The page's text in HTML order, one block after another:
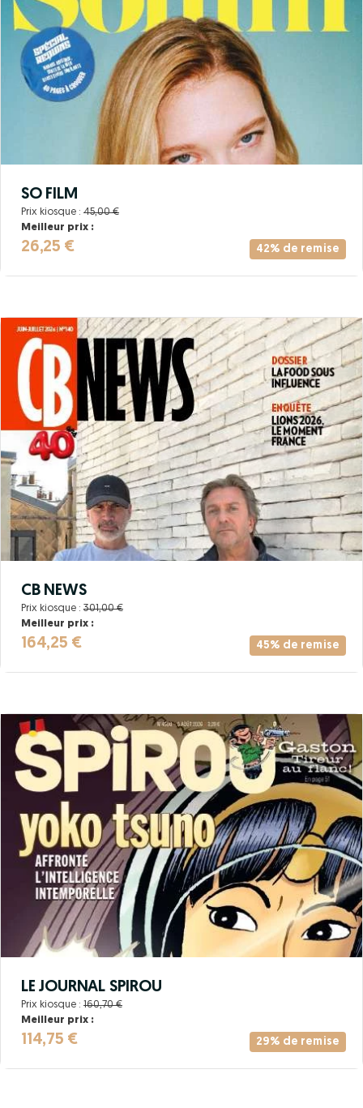
42% de remise
SO FILM
Prix kiosque : 45,00 €
Meilleur prix :
26,25 €
45% de remise
CB NEWS
Prix kiosque : 301,00 €
Meilleur prix :
164,25 €
29% de remise
LE JOURNAL SPIROU
Prix kiosque : 160,70 €
Meilleur prix :
114,75 €